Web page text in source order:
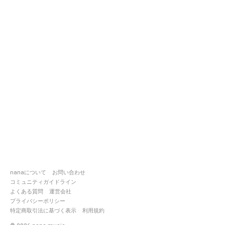
nanaについて
お問い合わせ
コミュニティガイドライン
よくある質問
運営会社
プライバシーポリシー
特定商取引法に基づく表示
利用規約